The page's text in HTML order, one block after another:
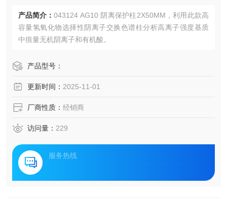
产品简介： 043124 AG10 阴离保护柱2X50MM，利用此款高
容量氢氧化物选择性阴离子交换色谱柱分析高离子强度基质
中痕量无机阴离子和有机酸。
产品型号：
更新时间： 2025-11-01
厂商性质： 经销商
访问量： 229
服务热线